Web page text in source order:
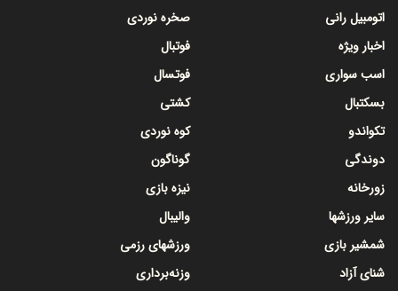
اتومبیل رانی
اخبار ویژه
اسب سواری
بسکتبال
تکواندو
دوندگی
زورخانه
سایر ورزشها
شمشیر بازی
شنای آزاد
صخره نوردی
فوتبال
فوتسال
کشتی
کوه نوردی
گوناگون
نیزه بازی
والیبال
ورزشهای رزمی
وزنه‌برداری